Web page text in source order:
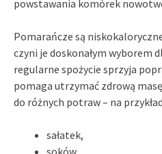
powstawania komórek
Pomarańcze są
czyni je doskonałym wyborem
regularne spożycie sprzyja
pomaga utrzymać zdrową masę
do różnych potraw – na
sałatek,
soków.